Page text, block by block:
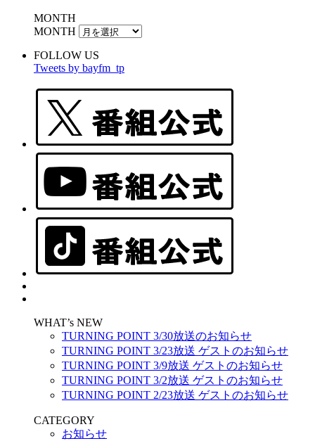
MONTH
MONTH
FOLLOW US
Tweets by bayfm_tp
WHAT’s NEW
TURNING POINT 3/30放送のお知らせ
TURNING POINT 3/23放送 ゲストのお知らせ
TURNING POINT 3/9放送 ゲストのお知らせ
TURNING POINT 3/2放送 ゲストのお知らせ
TURNING POINT 2/23放送 ゲストのお知らせ
CATEGORY
お知らせ